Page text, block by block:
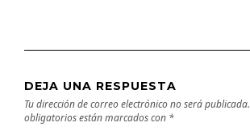
DEJA UNA RESPUESTA
Tu dirección de correo electrónico no será publicada.
obligatorios están marcados con *